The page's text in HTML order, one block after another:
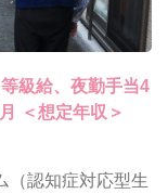
級給、夜勤手当4
＜想定年収＞
（認知症対応型生